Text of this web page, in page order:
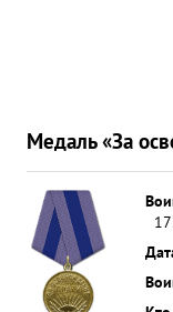
Медаль «За